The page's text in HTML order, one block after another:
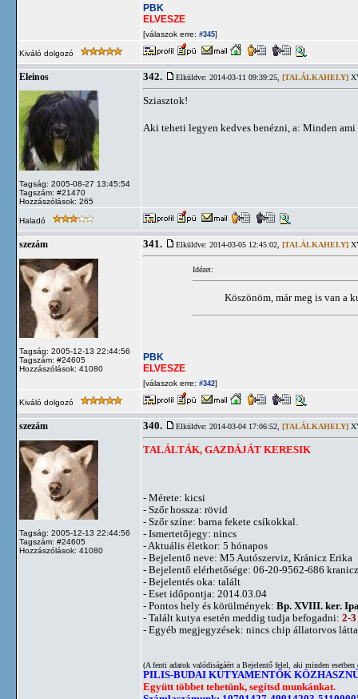
PBK
ELVESZE
[válaszok erre: #345]
Kiváló dolgozó
Eleinos
Tagság: 2005-08-27 13:45:54
Tagszám: #21470
Hozzászólások: 265
342. Elküldve: 2014-03-11 09:39:25, [TALÁLKAHELY]
Sziasztok!
Aki teheti legyen kedves benézni, a: Minden
Haladó
szezám
Tagság: 2005-12-13 22:44:56
Tagszám: #24605
Hozzászólások: 41080
341. Elküldve: 2014-03-05 12:45:02, [TALÁLKAHELY]
Idézet:
Köszönöm, már meg is van a
PBK
ELVESZE
[válaszok erre: #342]
Kiváló dolgozó
szezám
Tagság: 2005-12-13 22:44:56
Tagszám: #24605
Hozzászólások: 41080
340. Elküldve: 2014-03-04 17:06:52, [TALÁLKAHELY]
TALÁLTÁK, GAZDÁJÁT KERESIK
- Mérete: kicsi
- Szőr hossza: rövid
- Szőr színe: barna fekete csíkokkal.
- Ismertetőjegy: nincs
- Aktuális életkor: 5 hónapos
- Bejelentő neve: M5 Autószerviz, Kránicz Erika
- Bejelentő elérhetősége: 06-20-9562-686
- Bejelentés oka: talált
- Eset időpontja: 2014.03.04
- Pontos hely és körülmények: Bp. XVIII. ker.
- Talált kutya esetén meddig tudja befogadni: 2-3
- Egyéb megjegyzések: nincs chip állatorvos
(A fenti adatok valódiságáért a Bejelentő felel, aki minden
PILIS-BUDAI KUTYAMENTŐK
Együtt többet tehetünk, segítsd munkánkat.